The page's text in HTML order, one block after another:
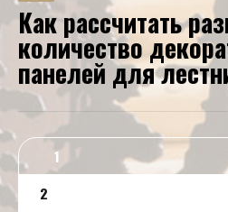
Как рассчитать
количество
панелей для
1
2